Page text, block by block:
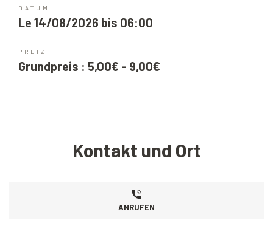
DATUM
Le 14/08/2026 bis 06:00
PREIZ
Grundpreis : 5,00€ - 9,00€
Kontakt und Ort
ANRUFEN